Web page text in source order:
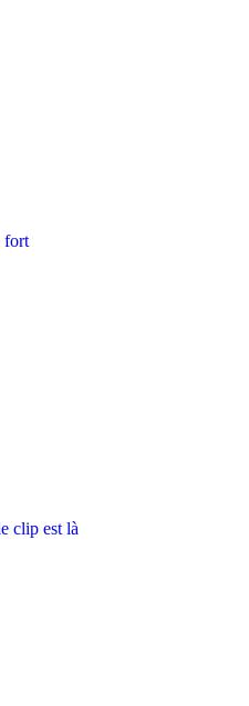
fort
clip est là